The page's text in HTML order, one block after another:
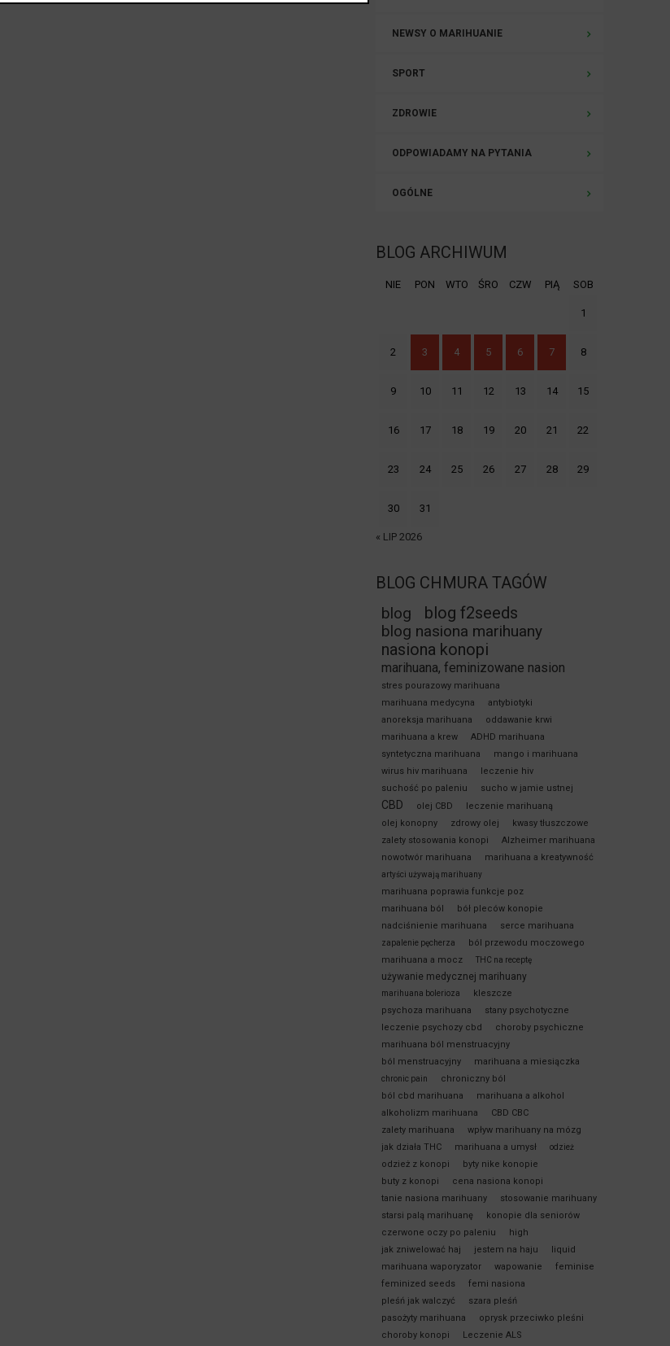
NEWSY O MARIHUANIE
SPORT
ZDROWIE
ODPOWIADAMY NA PYTANIA
OGÓLNE
BLOG ARCHIWUM
NIE PON WTO ŚRO CZW PIĄ SOB
1
2 3 4 5 6 7 8
9 10 11 12 13 14 15
16 17 18 19 20 21 22
23 24 25 26 27 28 29
30 31
« LIP 2026
BLOG CHMURA TAGÓW
blog blog f2seeds
blog nasiona marihuany
nasiona konopi
marihuana, feminizowane nasion
stres pourazowy marihuana
marihuana medycyna
antybiotyki
anoreksja marihuana
oddawanie krwi
marihuana a krew
ADHD marihuana
syntetyczna marihuana
mango i marihuana
wirus hiv marihuana
leczenie hiv
suchość po paleniu
sucho w jamie ustnej
CBD olej CBD
leczenie marihuaną
olej konopny
zdrowy olej
kwasy tłuszczowe
zalety stosowania konopi
Alzheimer marihuana
nowotwór marihuana
marihuana a kreatywność
artyści używają marihuany
marihuana poprawia funkcje poz
marihuana ból
bół pleców konopie
nadciśnienie marihuana
serce marihuana
zapalenie pęcherza
ból przewodu moczowego
marihuana a mocz
THC na receptę
używanie medycznej marihuany
marihuana bolerioza
kleszcze
psychoza marihuana
stany psychotyczne
leczenie psychozy cbd
choroby psychiczne
marihuana ból menstruacyjny
ból menstruacyjny
marihuana a miesiączka
chronic pain
chroniczny ból
ból cbd marihuana
marihuana a alkohol
alkoholizm marihuana
CBD CBC
zalety marihuana
wpływ marihuany na mózg
jak działa THC
marihuana a umysł odzież
odzież z konopi
byty nike konopie
buty z konopi
cena nasiona konopi
tanie nasiona marihuany
stosowanie marihuany
starsi palą marihuanę
konopie dla seniorów
czerwone oczy po paleniu
high
jak zniwelować haj
jestem na haju
liquid
marihuana waporyzator
wapowanie
feminise
feminized seeds
femi nasiona
pleśń jak walczyć
szara pleśń
pasożyty marihuana
oprysk przeciwko pleśni
choroby konopi
Leczenie ALS